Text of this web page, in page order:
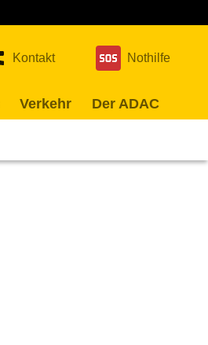
Kontakt Nothilfe
Verkehr Der ADAC